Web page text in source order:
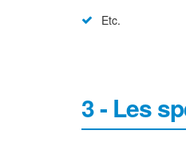
Etc.
3 - Les